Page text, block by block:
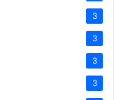
3
3
3
3